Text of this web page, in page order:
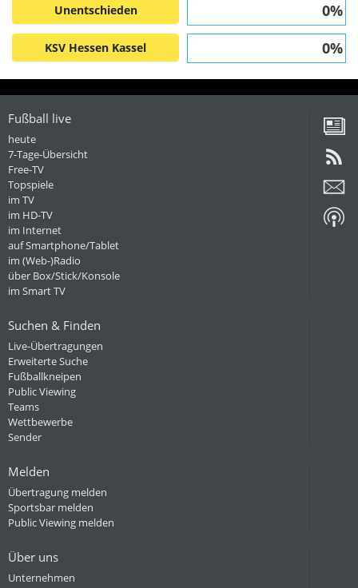
Unentschieden 0%
KSV Hessen Kassel 0%
Fußball live
heute
7-Tage-Übersicht
Free-TV
Topspiele
im TV
im HD-TV
im Internet
auf Smartphone/Tablet
im (Web-)Radio
über Box/Stick/Konsole
im Smart TV
Suchen & Finden
Live-Übertragungen
Erweiterte Suche
Fußballkneipen
Public Viewing
Teams
Wettbewerbe
Sender
Melden
Übertragung melden
Sportsbar melden
Public Viewing melden
Über uns
Unternehmen